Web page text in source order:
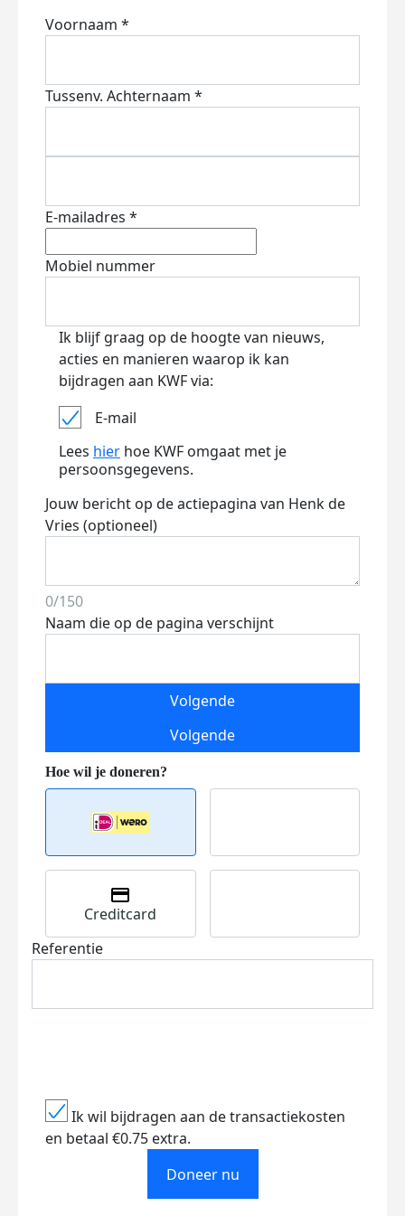
Voornaam *
Tussenv. Achternaam *
E-mailadres *
Mobiel nummer
Ik blijf graag op de hoogte van nieuws,
acties en manieren waarop ik kan
bijdragen aan KWF via:
E-mail
Lees hier hoe KWF omgaat met je
persoonsgegevens.
Jouw bericht op de actiepagina van Henk de
Vries (optioneel)
0/150
Naam die op de pagina verschijnt
Volgende
Volgende
Creditcard
Referentie
Ik wil bijdragen aan de transactiekosten
en betaal €0.75 extra.
Doneer nu